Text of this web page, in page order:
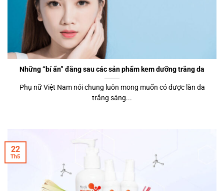
Những “bí ẩn” đằng sau các sản phẩm kem dưỡng trắng da
Phụ nữ Việt Nam nói chung luôn mong muốn có được làn da
trắng sáng...
22
Th5